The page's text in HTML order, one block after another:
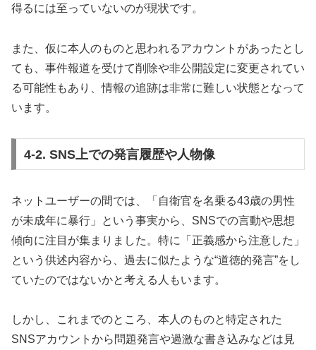
得るには至っていないのが現状です。
また、仮に本人のものと思われるアカウントがあったとし
ても、事件報道を受けて削除や非公開設定に変更されてい
る可能性もあり、情報の追跡は非常に難しい状態となって
います。
4-2. SNS上での発言履歴や人物像
ネットユーザーの間では、「自衛官を名乗る43歳の男性
が未成年に暴行」という事実から、SNSでの言動や思想
傾向に注目が集まりました。特に「正義感から注意した」
という供述内容から、過去に似たような“道徳的発言”をし
ていたのではないかと考える人もいます。
しかし、これまでのところ、本人のものと特定された
SNSアカウントから問題発言や過激な書き込みなどは見